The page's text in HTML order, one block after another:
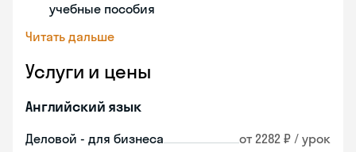
учебные пособия
Читать дальше
Услуги и цены
Английский язык
Деловой - для бизнеса от 2282 ₽ / урок